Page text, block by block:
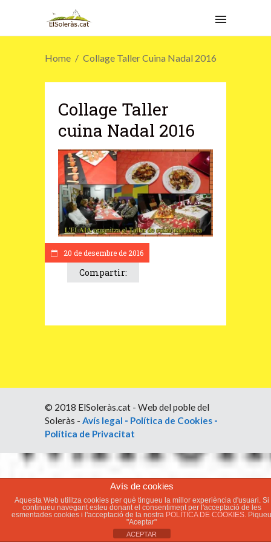
Home Collage Taller Cuina Nadal 2016
20 de desembre de 2016
Collage Taller
cuina Nadal 2016
Compartir:
© 2018 ElSoleràs.cat - Web del poble del
Soleràs - Avís legal - Política de Cookies -
Política de Privacitat
Avís de cookies
Aquesta Web utilitza cookies per què tingueu la millor experiència d'usuari. Si
continueu navegant esteu donant el consentiment per l'acceptació de les
esmentades cookies i l'acceptació de la nostra POLÍTICA DE COOKIES. Piqueu
"Aceptar"
ACEPTAR